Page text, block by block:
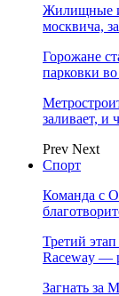
Жилищные
москвича,
Горожане
парковки
заливает, и
Prev Next
Спорт
Команда с
Третий
Raceway —
Загнать за